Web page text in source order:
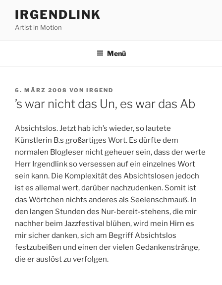
Inhalt
springen
IRGENDLINK
Artist in Motion
Menü
VERÖFFENTLICHT
AM
6. MÄRZ 2008 VON IRGEND
’s war nicht das Un, es war das Ab
Absichtslos. Jetzt hab ich’s wieder, so lautete
Künstlerin B.s großartiges Wort. Es dürfte dem
normalen Blogleser nicht geheuer sein, dass der werte
Herr Irgendlink so versessen auf ein einzelnes Wort
sein kann. Die Komplexität des Absichtslosen jedoch
ist es allemal wert, darüber nachzudenken. Somit ist
das Wörtchen nichts anderes als Seelenschmauß. In
den langen Stunden des Nur-bereit-stehens, die mir
nachher beim Jazzfestival blühen, wird mein Hirn es
mir sicher danken, sich am Begriff Absichtslos
festzubeißen und einen der vielen Gedankenstränge,
die er auslöst zu verfolgen.